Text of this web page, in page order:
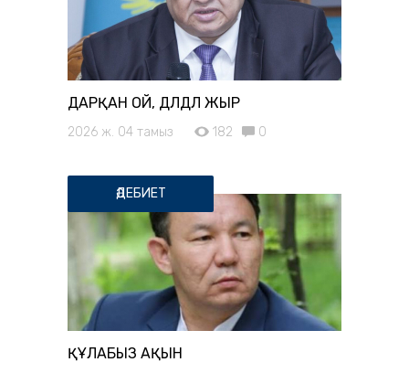
ДАРҚАН ОЙ, ДҮЛДҮЛ ЖЫР
2026 ж. 04 тамыз 182 0
ӘДЕБИЕТ
ҚҰЛАБЫЗ АҚЫН